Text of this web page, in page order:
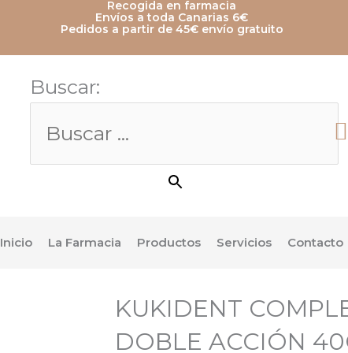
Recogida en farmacia
Envíos a toda Canarias 6€
Pedidos a partir de 45€ envío gratuito
Buscar:
Inicio La Farmacia Productos Servicios Contacto
KUKIDENT
DOBLE ACCIÓN